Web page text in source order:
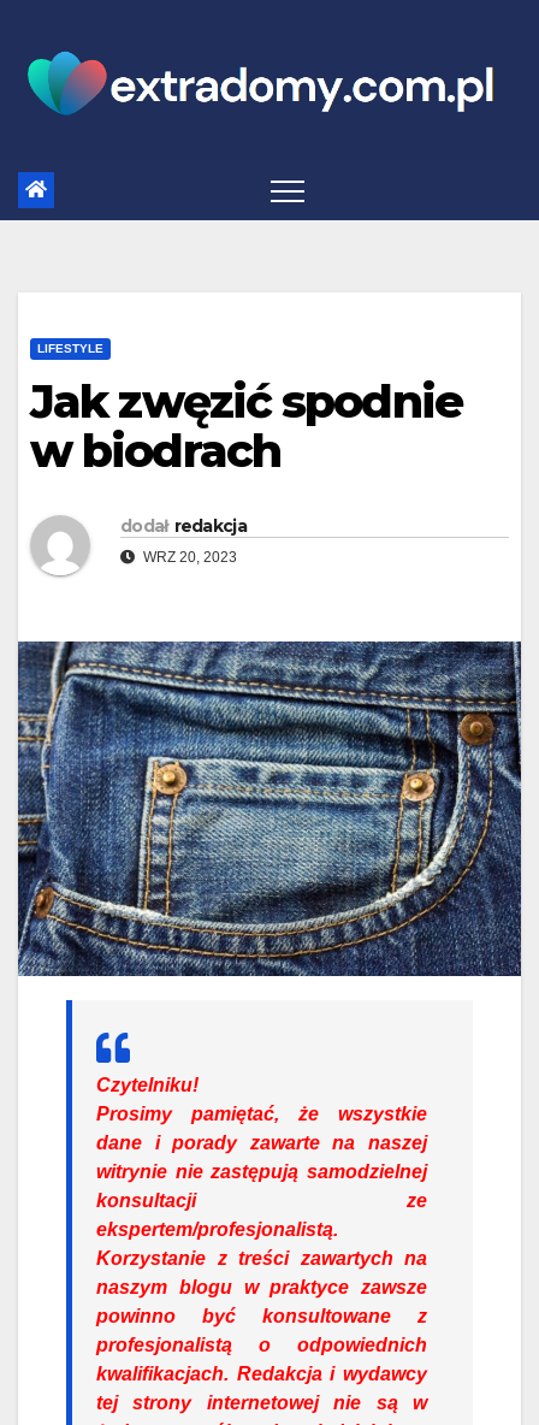
content
LIFESTYLE
Jak zwęzić spodnie
w biodrach
dodał redakcja
WRZ 20, 2023
Czytelniku!
Prosimy pamiętać, że wszystkie
dane i porady zawarte na naszej
witrynie nie zastępują samodzielnej
konsultacji ze
ekspertem/profesjonalistą.
Korzystanie z treści zawartych na
naszym blogu w praktyce zawsze
powinno być konsultowane z
profesjonalistą o odpowiednich
kwalifikacjach. Redakcja i wydawcy
tej strony internetowej nie są w